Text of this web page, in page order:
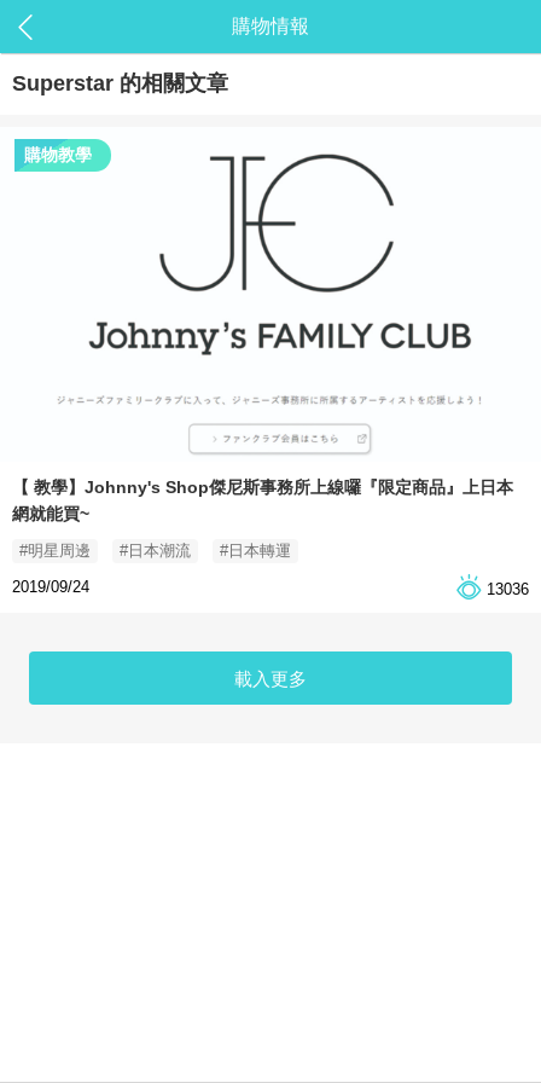
購物情報
Superstar 的相關文章
購物教學
【 教學】Johnny's Shop傑尼斯事務所上線囉『限定商品』上日本
網就能買~
#明星周邊 #日本潮流
#日本轉運
2019/09/24
13036
載入更多